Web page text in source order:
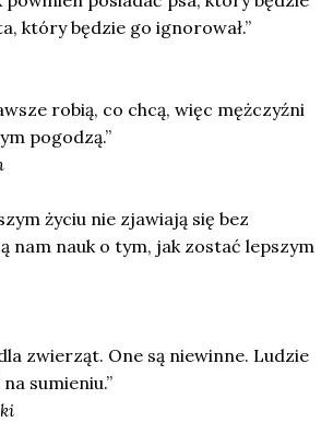
który będzie go ignorował.”
robią, co chcą, więc mężczyźni
pogodzą.”
życiu nie zjawiają się bez
nam nauk o tym, jak zostać lepszym
zwierząt. One są niewinne. Ludzie
sumieniu.”